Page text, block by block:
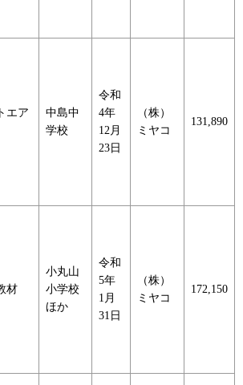
エア
中島中
学校
令和
4年
12月
23日
（株）
ミヤコ
131,890
材
小丸山
小学校
ほか
令和
5年
1月
31日
（株）
ミヤコ
172,150